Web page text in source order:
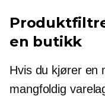
en butikk
Hvis du kjører en
mangfoldig